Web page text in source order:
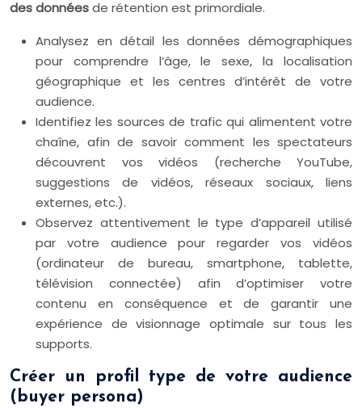
des donnéesde rétention est primordiale.
Analysez en détail les données démographiques
pour comprendre l’âge, le sexe, la localisation
géographique et les centres d’intérêt de votre
audience.
Identifiez les sources de trafic qui alimentent votre
chaîne, afin de savoir comment les spectateurs
découvrent vos vidéos (recherche YouTube,
suggestions de vidéos, réseaux sociaux, liens
externes, etc.).
Observez attentivement le type d’appareil utilisé
par votre audience pour regarder vos vidéos
(ordinateur de bureau, smartphone, tablette,
télévision connectée) afin d’optimiser votre
contenu en conséquence et de garantir une
expérience de visionnage optimale sur tous les
supports.
Créer un profil type de votre audience
(buyer persona)